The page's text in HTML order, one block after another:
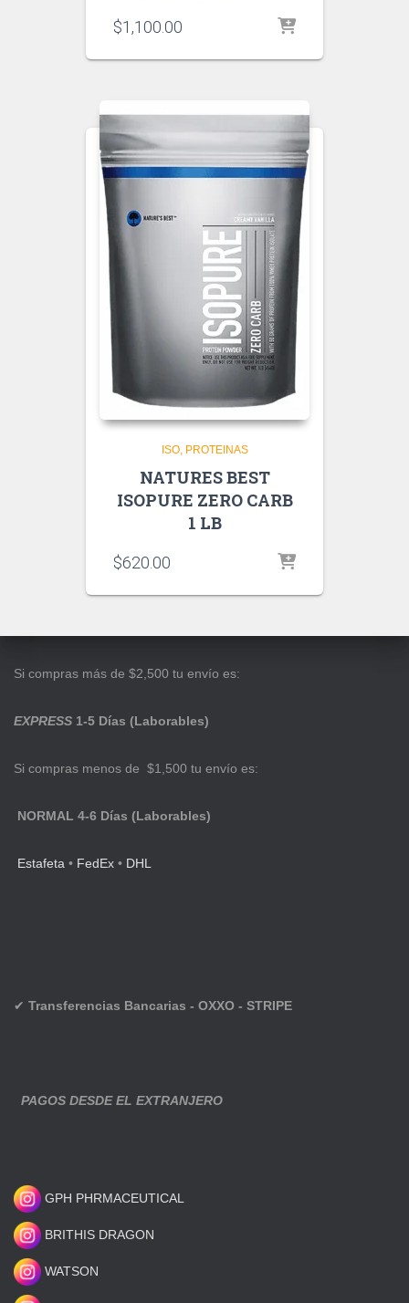
$1,100.00
ISO PROTEINAS
NATURES BEST
ISOPURE ZERO CARB
1 LB
$620.00
Si compras más de $2,500 tu envío es:
EXPRESS 1-5 Días (Laborables)
Si compras menos de $1,500 tu envío es:
NORMAL 4-6 Días (Laborables)
Estafeta • FedEx • DHL
✔ Transferencias Bancarias - OXXO - STRIPE
PAGOS DESDE EL EXTRANJERO
GPH PHRMACEUTICAL
BRITHIS DRAGON
WATSON